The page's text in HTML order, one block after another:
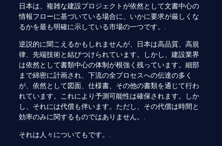
日本は、複雑な建設プロジェクトが依然として文書中心の
情報フローに基づいている場合に、いかに要求が厳しくな
るかを最も明確に示している市場の一つです。.
逆説的に聞こえるかもしれませんが、日本は高品質、高規
律、先端技術と結びつけられています。しかし、建設業界
は依然として書類中心の体制が根強く残っています。細部
まで綿密に計画され、下流の全プロセスへの伝達の多く
が、依然として図面、仕様書、その他の書類を通じて行わ
れています。これにより予測可能性は確保されます。しか
し、それには代償も伴います。ただし、その代償は時間と
効率のみに関するものではありません。.
それは人々についてもです。.